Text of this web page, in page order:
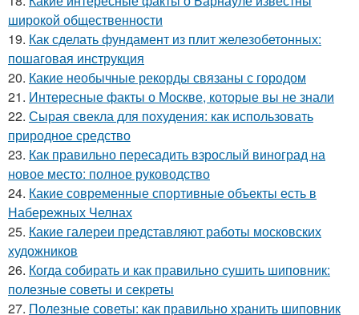
широкой общественности
19. Как сделать фундамент из плит железобетонных:
пошаговая инструкция
20. Какие необычные рекорды связаны с городом
21. Интересные факты о Москве, которые вы не знали
22. Сырая свекла для похудения: как использовать
природное средство
23. Как правильно пересадить взрослый виноград на
новое место: полное руководство
24. Какие современные спортивные объекты есть в
Набережных Челнах
25. Какие галереи представляют работы московских
художников
26. Когда собирать и как правильно сушить шиповник:
полезные советы и секреты
27. Полезные советы: как правильно хранить шиповник